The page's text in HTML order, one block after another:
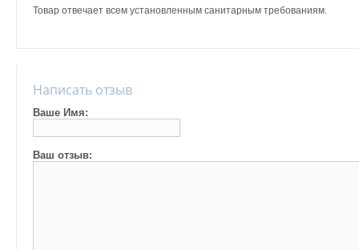
Товар отвечает всем установленным санитарным требованиям.
Написать отзыв
Ваше Имя:
Ваш отзыв: